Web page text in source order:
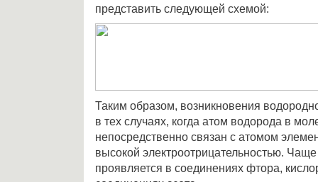
представить следующей схемой:
Таким образом, возникновения
в тех случаях, когда атом водорода в
непосредственно связан с атомом
высокой электроотрицательностью.
проявляется в соединениях фтора,